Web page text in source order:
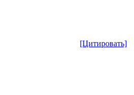
[Цитировать]